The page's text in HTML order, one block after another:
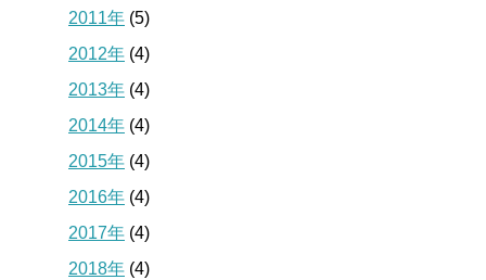
2011年 (5)
2012年 (4)
2013年 (4)
2014年 (4)
2015年 (4)
2016年 (4)
2017年 (4)
2018年 (4)